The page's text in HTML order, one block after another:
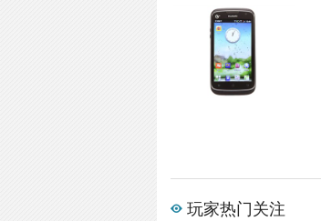
玩家热门关注